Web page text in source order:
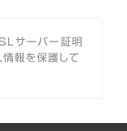
サーバー証明
報を保護して